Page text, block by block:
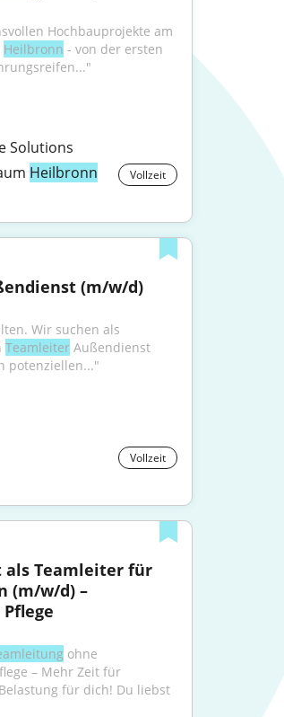
Hochbauprojekte am
Heilbronn - von der ersten
Solutions
Heilbronn Vollzeit
(m/w/d)
Wir suchen als
Teamleiter Außendienst
potenziellen..."
Vollzeit
als Teamleiter für
(m/w/d) –
ohne
– Mehr Zeit für
für dich! Du liebst